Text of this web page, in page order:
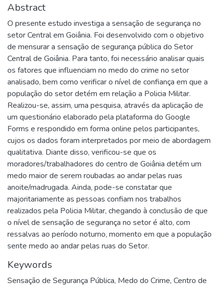
Abstract
O presente estudo investiga a sensação de segurança no
setor Central em Goiânia. Foi desenvolvido com o objetivo
de mensurar a sensação de segurança pública do Setor
Central de Goiânia. Para tanto, foi necessário analisar quais
os fatores que influenciam no medo do crime no setor
analisado, bem como verificar o nível de confiança em que a
população do setor detém em relação a Policia Militar.
Realizou-se, assim, uma pesquisa, através da aplicação de
um questionário elaborado pela plataforma do Google
Forms e respondido em forma online pelos participantes,
cujos os dados foram interpretados por meio de abordagem
qualitativa. Diante disso, verificou-se que os
moradores/trabalhadores do centro de Goiânia detém um
medo maior de serem roubadas ao andar pelas ruas
anoite/madrugada. Ainda, pode-se constatar que
majoritariamente as pessoas confiam nos trabalhos
realizados pela Policia Militar, chegando à conclusão de que
o nível de sensação de segurança no setor é alto, com
ressalvas ao período noturno, momento em que a população
sente medo ao andar pelas ruas do Setor.
Keywords
Sensação de Segurança Pública, Medo do Crime, Centro de